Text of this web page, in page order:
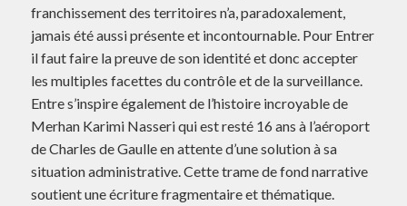
franchissement des territoires n’a, paradoxalement,
jamais été aussi présente et incontournable. Pour Entrer
il faut faire la preuve de son identité et donc accepter
les multiples facettes du contrôle et de la surveillance.
Entre s’inspire également de l’histoire incroyable de
Merhan Karimi Nasseri qui est resté 16 ans à l’aéroport
de Charles de Gaulle en attente d’une solution à sa
situation administrative. Cette trame de fond narrative
soutient une écriture fragmentaire et thématique.